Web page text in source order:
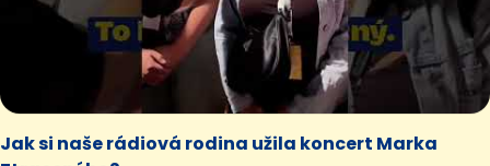
Jak si naše rádiová rodina užila koncert Marka